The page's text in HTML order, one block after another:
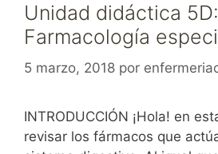
Unidad didáctica 5D:
Farmacología
5 marzo, 2018 por
INTRODUCCIÓN ¡Hola! en
revisar los fármacos que